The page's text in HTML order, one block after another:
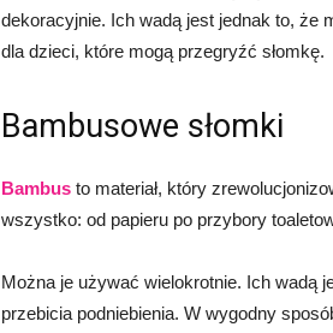
dekoracyjnie. Ich wadą jest jednak to, że
dla dzieci, które mogą przegryźć słomkę.
Bambusowe słomki
Bambus to materiał, który
wszystko: od papieru po przybory
Można je używać wielokrotnie. Ich wadą
przebicia podniebienia. W wygodny